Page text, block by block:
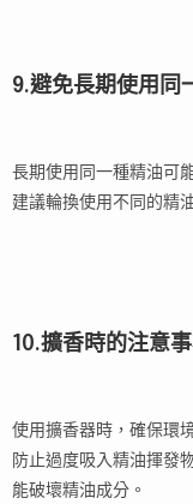
9.避免長期使用同
長期使用同一種精油可
建議輪換使用不同的精
10.擴香時的注意事
使用擴香器時，確保環
防止過度吸入精油揮發
能破壞精油成分。